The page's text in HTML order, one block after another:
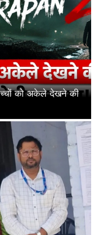
को अकेले देखने की